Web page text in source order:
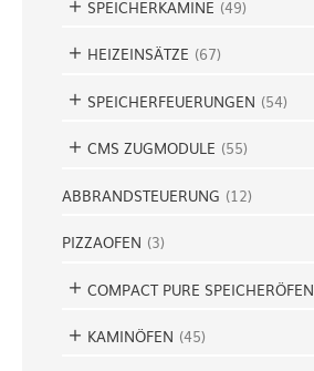
SPEICHERKAMINE (49)
HEIZEINSÄTZE (67)
SPEICHERFEUERUNGEN (54)
CMS ZUGMODULE (55)
ABBRANDSTEUERUNG (12)
PIZZAOFEN (3)
COMPACT PURE SPEICHERÖFEN
KAMINÖFEN (45)